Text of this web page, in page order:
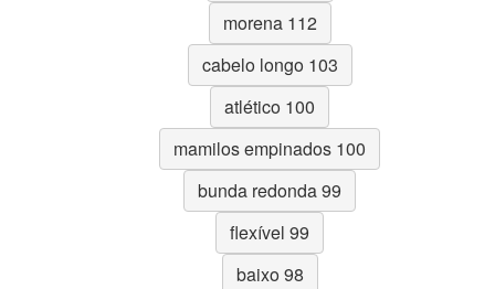
morena 112
cabelo longo 103
atlético 100
mamilos empinados 100
bunda redonda 99
flexível 99
baixo 98